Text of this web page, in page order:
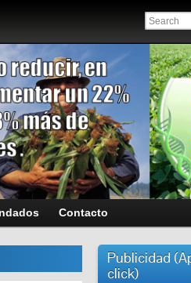
Contacto
Publicidad
click)